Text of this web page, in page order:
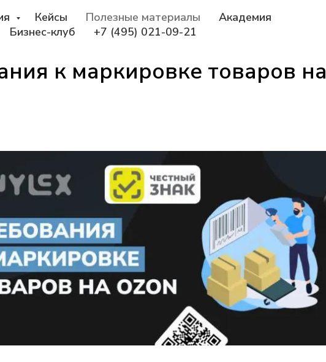
Кейсы Полезные материалы
Академия
Бизнес-клуб
+7 (495) 021-09-21
к маркировке товаров на